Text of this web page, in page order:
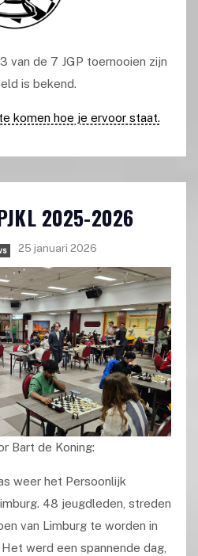
van de 7 JGP toernooien zijn
is bekend.
komen hoe je ervoor staat.
2025-2026
25 januari 2026
Bart de Koning:
weer het Persoonlijk
48 jeugdleden, streden
van Limburg te worden in
werd een spannende dag,